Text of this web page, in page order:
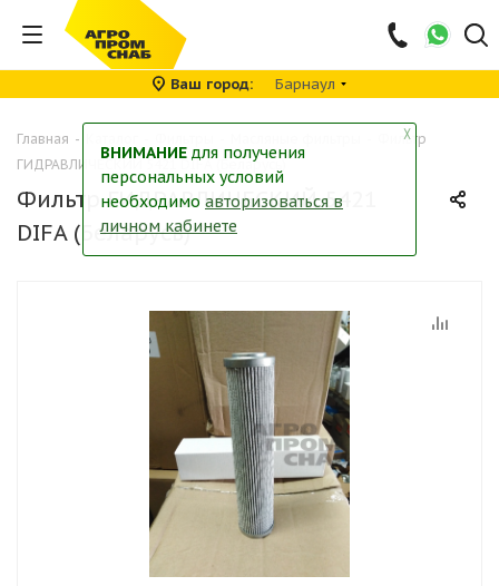
Ваш город Барнаул
Главная -
Фильтр
ГИДРАВЛИЧЕСКИЙ 5421 DIFA (Беларусь)
Фильтр ГИДРАВЛИЧЕСКИЙ 5421
DIFA (Беларусь)
╳
ВНИМАНИЕ для получения
персональных условий
необходимо авторизоваться в
личном кабинете